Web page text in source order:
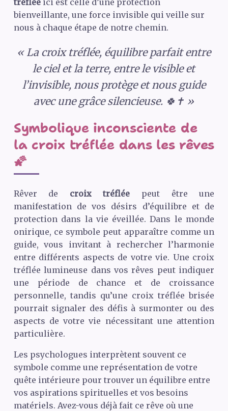
tréfléeici est celle d’une protection
bienveillante, une force invisible qui veille sur
nous à chaque étape de notre chemin.
« La croix tréflée, équilibre parfait entre
le ciel et la terre, entre le visible et
l’invisible, nous protège et nous guide
avec une grâce silencieuse. 🍀✝️ »
Symbolique inconsciente de
la croix tréflée dans les rêves
🌠
Rêver de croix tréflée peut être une
manifestation de vos désirs d’équilibre et de
protection dans la vie éveillée. Dans le monde
onirique, ce symbole peut apparaître comme un
guide, vous invitant à rechercher l’harmonie
entre différents aspects de votre vie. Une croix
tréflée lumineuse dans vos rêves peut indiquer
une période de chance et de croissance
personnelle, tandis qu’une croix tréflée brisée
pourrait signaler des défis à surmonter ou des
aspects de votre vie nécessitant une attention
particulière.
Les psychologues interprètent souvent ce
symbole comme une représentation de votre
quête intérieure pour trouver un équilibre entre
vos aspirations spirituelles et vos besoins
matériels. Avez-vous déjà fait ce rêve où une